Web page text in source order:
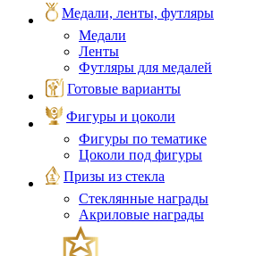
Медали, ленты, футляры
Медали
Ленты
Футляры для медалей
Готовые варианты
Фигуры и цоколи
Фигуры по тематике
Цоколи под фигуры
Призы из стекла
Стеклянные награды
Акриловые награды